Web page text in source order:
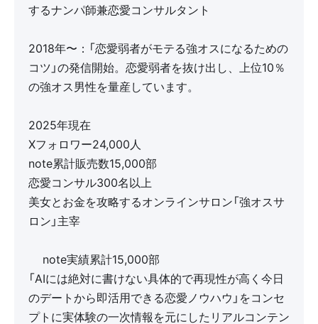
するナンパ師兼恋愛コンサルタント
2018年〜：「恋愛弱者がモテる強オスになるための
コツ」の発信開始。恋愛弱者を抜け出し、上位10％
の強オス男性を量産しています。
2025年現在
Xフォロワー24,000人
note累計販売数15,000部
恋愛コンサル300名以上
美女とお金を攻略するオンラインサロン「強オスサ
ロン」主宰
🔻note実績累計15,000部
「AIには絶対に書けない具体的で再現性が高く今日
のデートから即活用できる恋愛ノウハウ」をコンセ
プトに実体験の一次情報を元にしたリアルコンテン